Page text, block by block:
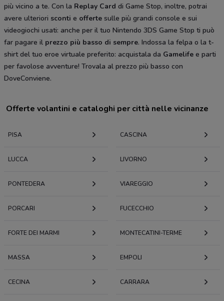
più vicino a te. Con la Replay Card di Game Stop, inoltre, potrai
avere ulteriori sconti e offerte sulle più grandi console e sui
videogiochi usati: anche per il tuo Nintendo 3DS Game Stop ti può
far pagare il prezzo più basso di sempre. Indossa la felpa o la t-
shirt del tuo eroe virtuale preferito: acquistala da Gamelife e parti
per favolose avventure! Trovala al prezzo più basso con
DoveConviene.
Offerte volantini e cataloghi per città nelle vicinanze
PISA CASCINA
LUCCA LIVORNO
PONTEDERA VIAREGGIO
PORCARI FUCECCHIO
FORTE DEI MARMI MONTECATINI-TERME
MASSA EMPOLI
CECINA CARRARA